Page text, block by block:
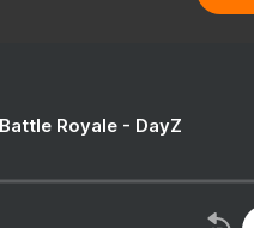
Royale - DayZ